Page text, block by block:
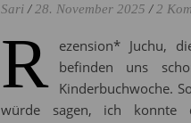
Sari / 28. November 2025 / 2
R
ezension* Juchu,
befinden uns
Kinderbuchwoche.
würde sagen, ich konnte